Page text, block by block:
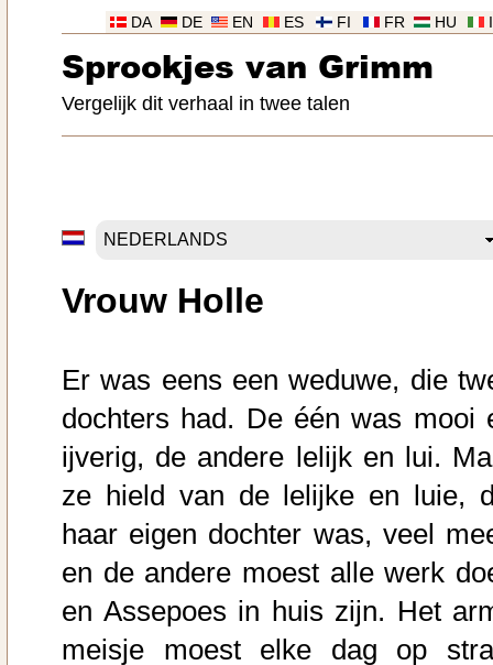
HU
FR
FI
ES
EN
DE
DA
Sprookjes van Grimm
Vergelijk dit verhaal in twee talen
Vrouw Holle
Er was eens een weduwe, die
dochters had. De één was mooi
ijverig, de andere lelijk en lui.
ze hield van de lelijke en luie,
haar eigen dochter was, veel
en de andere moest alle werk
en Assepoes in huis zijn. Het
meisje moest elke dag op